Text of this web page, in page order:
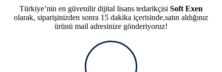
Türkiye’nin en güvenilir dijital lisans tedarikçisi Soft Exen
olarak, siparişinizden sonra 15 dakika içerisinde,satın aldığınız
ürünü mail adresinize gönderiyoruz!